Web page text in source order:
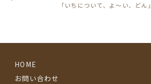
「いちについて、よ～い、どん」
HOME
お問い合わせ